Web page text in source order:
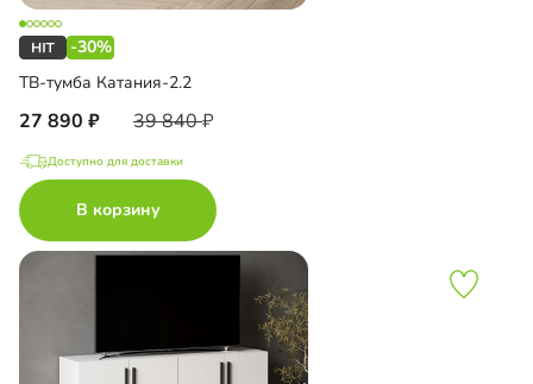
-30%
ТВ-тумба Катания-2.2
27 890 39 840
Доступно для доставки
В корзину